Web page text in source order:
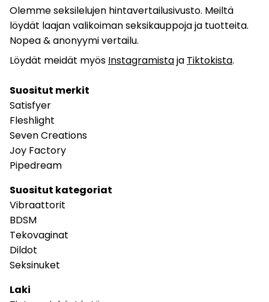
Olemme seksilelujen hintavertailusivusto. Meiltä
löydät laajan valikoiman seksikauppoja ja tuotteita.
Nopea & anonyymi vertailu.
Löydät meidät myös Instagramistaja Tiktokista.
Suositut merkit
Satisfyer
Fleshlight
Seven Creations
Joy Factory
Pipedream
Suositut kategoriat
Vibraattorit
BDSM
Tekovaginat
Dildot
Seksinuket
Laki